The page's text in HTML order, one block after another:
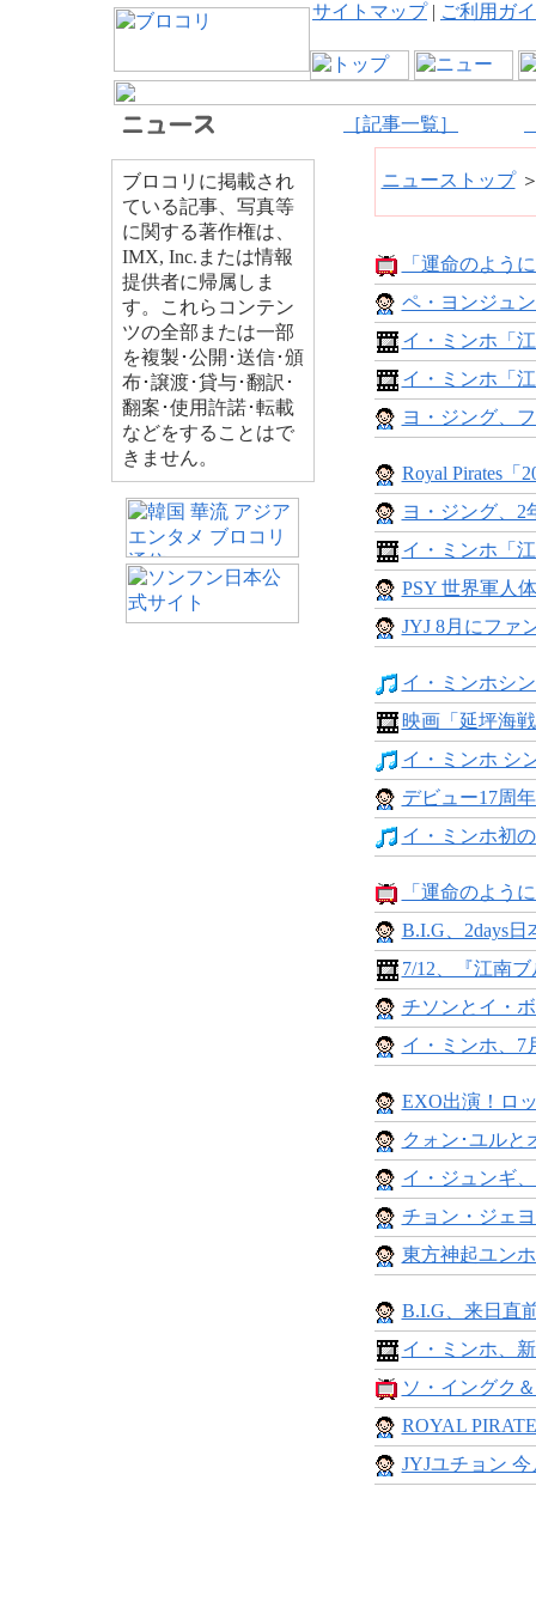
サイトマップ| ご利用ガ
［記事一覧］
ブロコリに掲載され
ている記事、写真等
に関する著作権は、
IMX, Inc.または情報
提供者に帰属しま
す。これらコンテン
ツの全部または一部
を複製･公開･送信･頒
布･譲渡･貸与･翻訳･
翻案･使用許諾･転載
などをすることはで
きません。
ニューストップ
「運命のよう
ペ・ヨンジュ
イ・ミンホ「
イ・ミンホ「
ヨ・ジング、
Royal Pirates「
ヨ・ジング、2
イ・ミンホ「
PSY 世界軍人
JYJ 8月にファ
イ・ミンホシ
映画「延坪海
イ・ミンホ シ
デビュー17周
イ・ミンホ初
「運命のよう
B.I.G、2days日
7/12、『江南
チソンとイ・
イ・ミンホ、7
EXO出演！ロ
クォン･ユルと
イ・ジュンギ
チョン・ジェ
東方神起ユン
B.I.G、来日直
イ・ミンホ、
ソ・イングク
ROYAL
JYJユチョン